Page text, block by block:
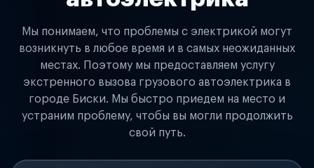
Мы понимаем, что проблемы с электрикой могут
возникнуть в любое время и в самых неожиданных
местах. Поэтому мы предоставляем услугу
экстренного вызова грузового автоэлектрика в
городе Биски. Мы быстро приедем на место и
устраним проблему, чтобы вы могли продолжить
свой путь.